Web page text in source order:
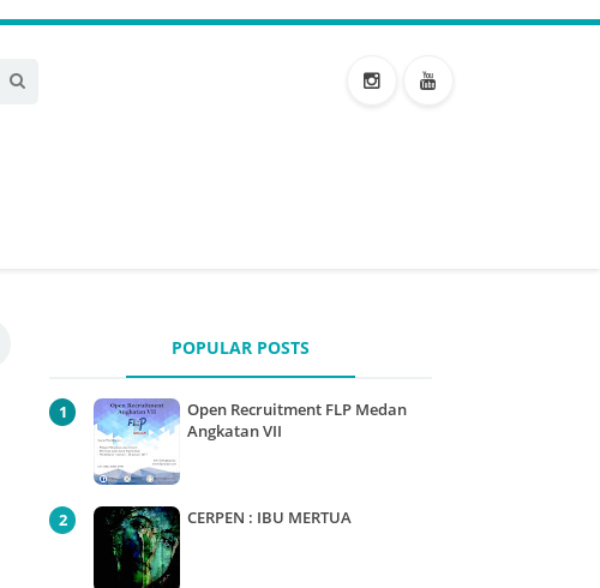
POPULAR POSTS
Open Recruitment FLP Medan
Angkatan VII
CERPEN : IBU MERTUA